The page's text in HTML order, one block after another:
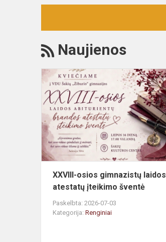
Naujienos
XXVIII-osios gimnazistų laidos
atestatų įteikimo šventė
Paskelbta: 2026-07-03
Kategorija: Renginiai